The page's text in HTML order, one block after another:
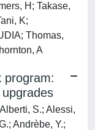
H; Takase,
K;
Thomas,
A
program:
S.; Alessi,
Andrèbe, Y.;